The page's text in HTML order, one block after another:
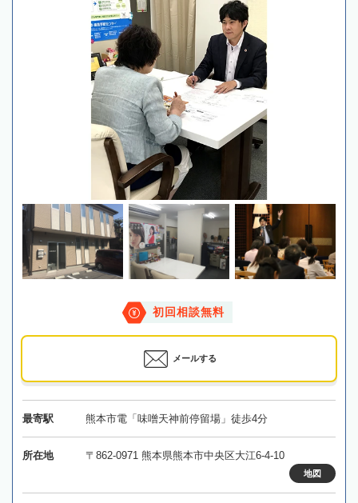
初回相談無料
メールする
最寄駅 熊本市電「味噌天神前停留場」徒歩4分
所在地 〒862-0971 熊本県熊本市中央区大江6-4-10
地図